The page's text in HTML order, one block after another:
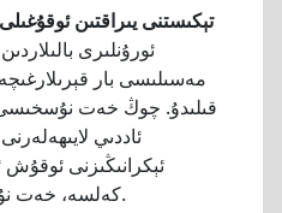
تېكىستنى يىراقتىن
ئورۇنلىرى
مەسىلىسى بار
قىلىدۇ. چوڭ خەت
ئاددىي
ئېكرانىڭىزنى ئوقۇش
كەلسە، خەت نۇسخىسىنىڭ چوڭلۇقى خاتا.